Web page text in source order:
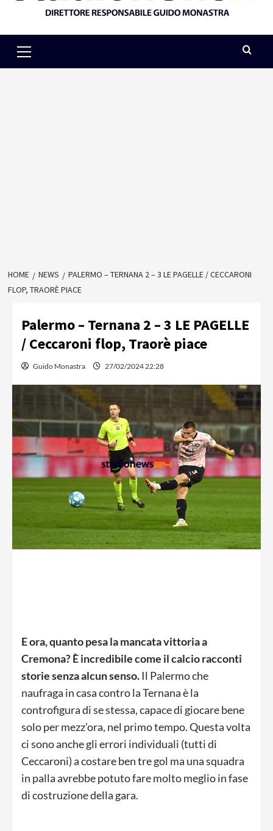
Menu
HOME NEWS
PALERMO – TERNANA 2 – 3 LE PAGELLE / CECCARONI
FLOP, TRAORÈ PIACE
Palermo – Ternana 2 – 3 LE PAGELLE
/ Ceccaroni flop, Traorè piace
Guido Monastra 27/02/2024 22:28
E ora, quanto pesa la mancata vittoria a
Cremona? È incredibile come il calcio racconti
storie senza alcun senso.Il Palermo che
naufraga in casa contro la Ternana è la
controfigura di se stessa, capace di giocare bene
solo per mezz’ora, nel primo tempo. Questa volta
ci sono anche gli errori individuali (tutti di
Ceccaroni) a costare ben tre gol ma una squadra
in palla avrebbe potuto fare molto meglio in fase
di costruzione della gara.